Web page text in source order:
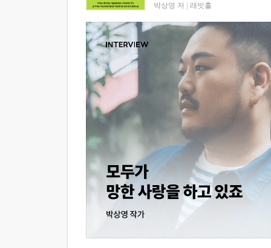
박상영 저 래빗홀